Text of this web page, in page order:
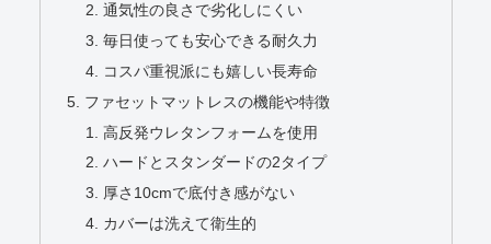
通気性の良さで劣化しにくい
毎日使っても安心できる耐久力
コスパ重視派にも嬉しい長寿命
ファセットマットレスの機能や特徴
高反発ウレタンフォームを使用
ハードとスタンダードの2タイプ
厚さ10cmで底付き感がない
カバーは洗えて衛生的